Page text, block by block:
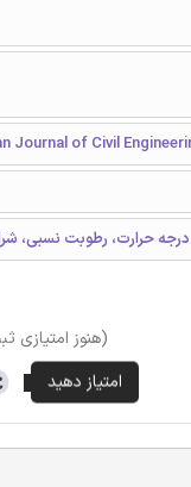
درجه حرارت، رطوبت نسبی،
(هنوز